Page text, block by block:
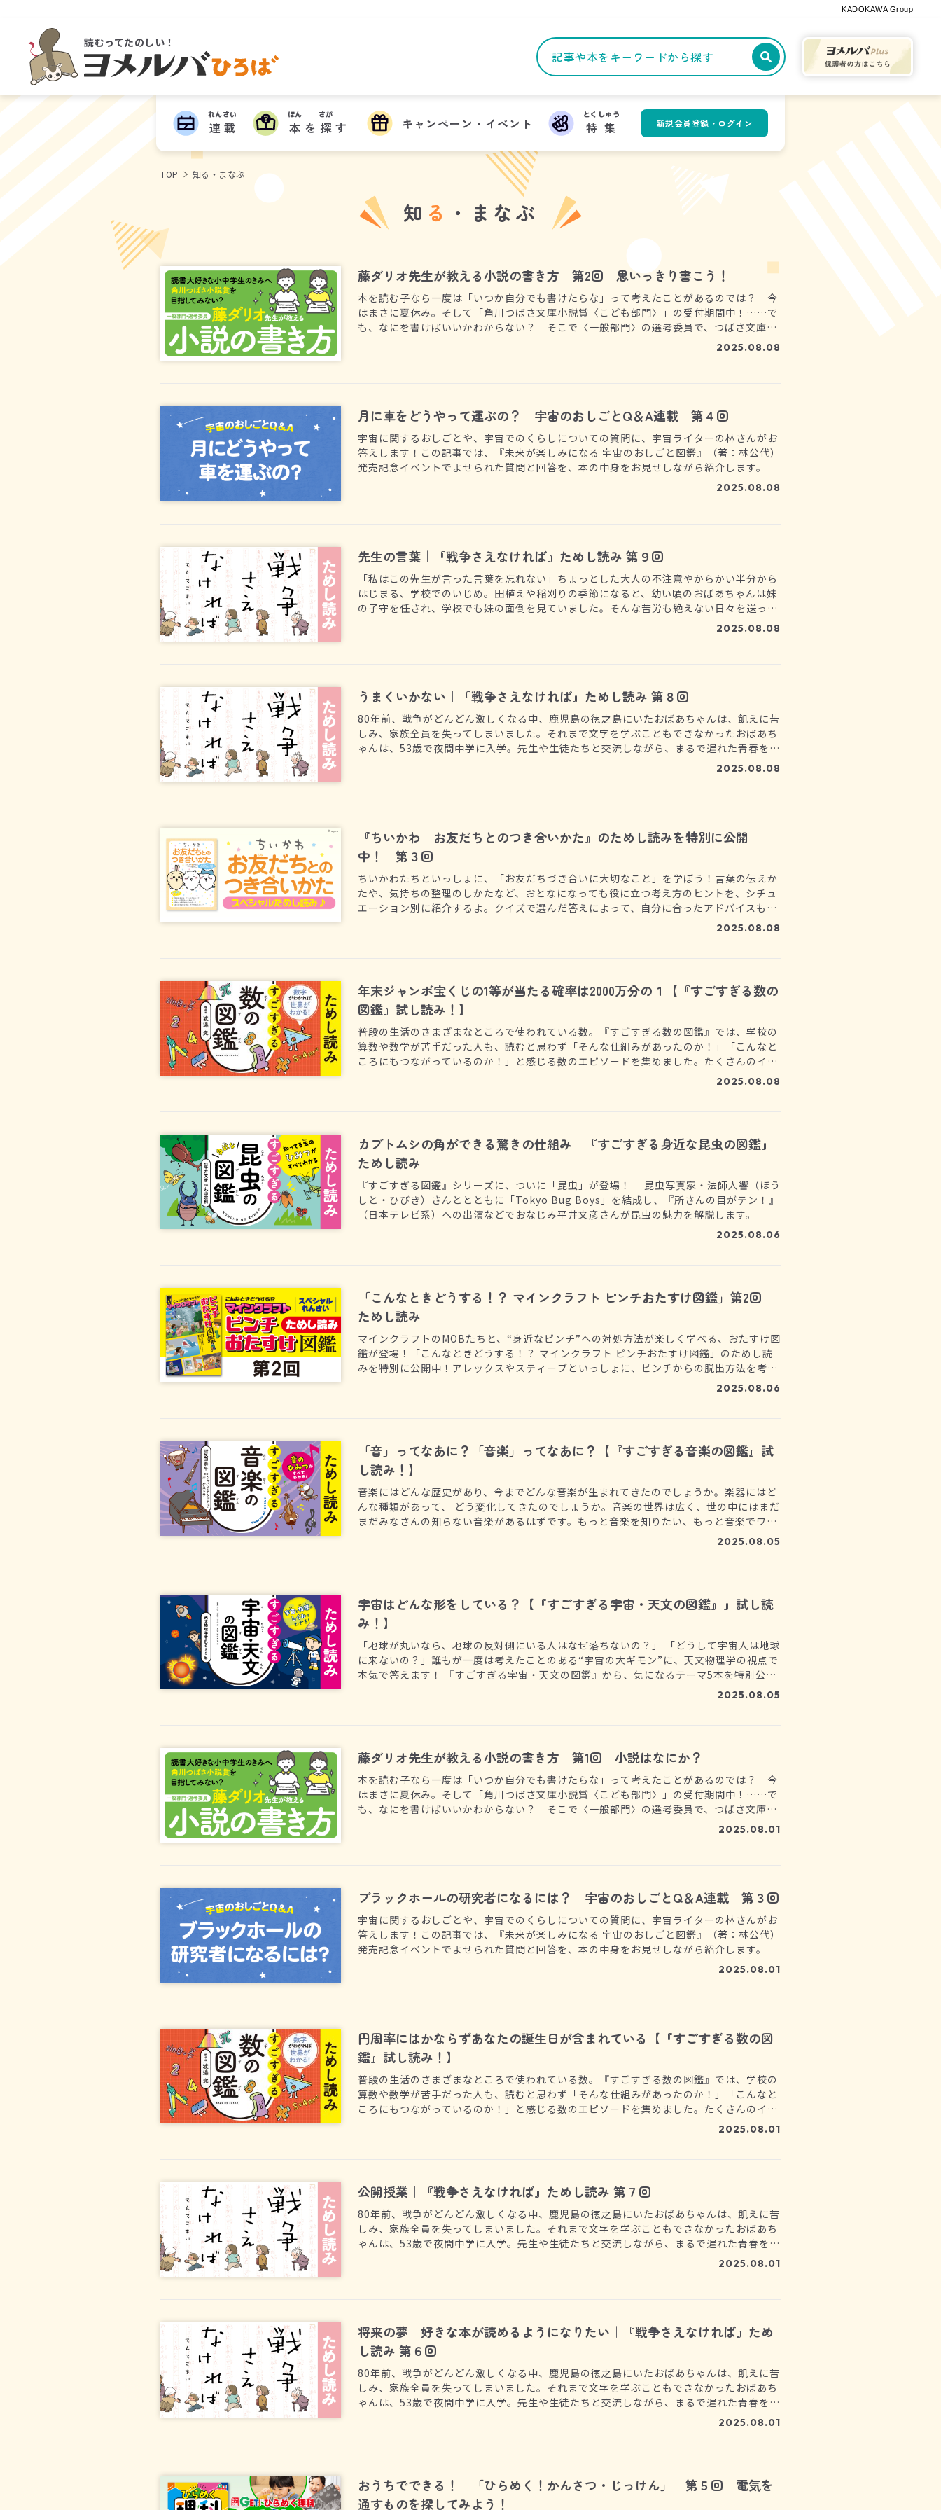
KADOKAWA Group
読むってたのしい！
ヨメルバひろば 記事や本をキーワードから探す
連載
れんさい
本
ほん
を 探
さが
す キャンペーン・イベント 特集
とくしゅう
新規会員登録・ログイン
TOP 知る・まなぶ
知 る ・まなぶ
藤ダリオ先生が教える小説の書き方 第2回 思いっきり書こう！
本を読む子なら一度は「いつか自分でも書けたらな」って考えたことがあるのでは？ 今
はまさに夏休み。そして「角川つばさ文庫小説賞〈こども部門〉」の受付期間中！……で
も、なにを書けばいいかわからない？ そこで〈一般部門〉の選考委員で、つばさ文庫の
大人気シリーズ「絶体絶命ゲーム」の作者・藤ダリオ先生から、ヨメルバのために特別
2025.08.08
月に車をどうやって運ぶの？ 宇宙のおしごとQ＆A連載 第４回
宇宙に関するおしごとや、宇宙でのくらしについての質問に、宇宙ライターの林さんがお
答えします！この記事では、『未来が楽しみになる 宇宙のおしごと図鑑』（著：林公代）
発売記念イベントでよせられた質問と回答を、本の中身をお見せしながら紹介します。
2025.08.08
先生の言葉｜『戦争さえなければ』ためし読み 第９回
「私はこの先生が言った言葉を忘れない」ちょっとした大人の不注意やからかい半分から
はじまる、学校でのいじめ。田植えや稲刈りの季節になると、幼い頃のおばあちゃんは妹
の子守を任され、学校でも妹の面倒を見ていました。そんな苦労も絶えない日々を送って
2025.08.08
うまくいかない｜『戦争さえなければ』ためし読み 第８回
80年前、戦争がどんどん激しくなる中、鹿児島の徳之島にいたおばあちゃんは、飢えに苦
しみ、家族全員を失ってしまいました。それまで文字を学ぶこともできなかったおばあち
ゃんは、53歳で夜間中学に入学。先生や生徒たちと交流しながら、まるで遅れた青春を取
り戻していくようでした。そこで綴った「戦争がにくい」という作文には、想像を絶する
2025.08.08
『ちいかわ お友だちとのつき合いかた』のためし読みを特別に公開
中！ 第３回
ちいかわたちといっしょに、「お友だちづき合いに大切なこと」を学ぼう！言葉の伝えか
たや、気持ちの整理のしかたなど、おとなになっても役に立つ考え方のヒントを、シチュ
エーション別に紹介するよ。クイズで選んだ答えによって、自分に合ったアドバイスもも
2025.08.08
年末ジャンボ宝くじの1等が当たる確率は2000万分の１【『すごすぎる数の
図鑑』試し読み！】
普段の生活のさまざまなところで使われている数。『すごすぎる数の図鑑』では、学校の
算数や数学が苦手だった人も、読むと思わず「そんな仕組みがあったのか！」「こんなと
ころにもつながっているのか！」と感じる数のエピソードを集めました。たくさんのイラ
ストとわかりやすい説明があるので、もちろん小学生でも大丈夫。さあ、一緒に数の不思
2025.08.08
カブトムシの角ができる驚きの仕組み 『すごすぎる身近な昆虫の図鑑』
ためし読み
『すごすぎる図鑑』シリーズに、ついに「昆虫」が登場！ 昆虫写真家・法師人響（ほう
しと・ひびき）さんととともに「Tokyo Bug Boys」を結成し、『所さんの目がテン！』
（日本テレビ系）への出演などでおなじみ平井文彦さんが昆虫の魅力を解説します。
2025.08.06
「こんなときどうする！？ マインクラフト ピンチおたすけ図鑑」第2回
ためし読み
マインクラフトのMOBたちと、“身近なピンチ”への対処方法が楽しく学べる、おたすけ図
鑑が登場！「こんなときどうする！？ マインクラフト ピンチおたすけ図鑑」のためし読
みを特別に公開中！アレックスやスティーブといっしょに、ピンチからの脱出方法を考え
2025.08.06
「音」ってなあに？「音楽」ってなあに？【『すごすぎる音楽の図鑑』試
し読み！】
音楽にはどんな歴史があり、今までどんな音楽が生まれてきたのでしょうか。楽器にはど
んな種類があって、 どう変化してきたのでしょうか。音楽の世界は広く、世の中にはまだ
まだみなさんの知らない音楽があるはずです。もっと音楽を知りたい、もっと音楽でワク
ワクしたい…！そんな気持ちに、指揮者でピアニストの反田恭平さんと、ジャパン・ナシ
2025.08.05
宇宙はどんな形をしている？【『すごすぎる宇宙・天文の図鑑』』試し読
み！】
「地球が丸いなら、地球の反対側にいる人はなぜ落ちないの？」 「どうして宇宙人は地球
に来ないの？」誰もが一度は考えたことのある“宇宙の大ギモン”に、天文物理学の視点で
本気で答えます！ 『すごすぎる宇宙・天文の図鑑』から、気になるテーマ5本を特別公
2025.08.05
藤ダリオ先生が教える小説の書き方 第1回 小説はなにか？
本を読む子なら一度は「いつか自分でも書けたらな」って考えたことがあるのでは？ 今
はまさに夏休み。そして「角川つばさ文庫小説賞〈こども部門〉」の受付期間中！……で
も、なにを書けばいいかわからない？ そこで〈一般部門〉の選考委員で、つばさ文庫の
大人気シリーズ「絶体絶命ゲーム」の作者・藤ダリオ先生から、ヨメルバのために特別
2025.08.01
ブラックホールの研究者になるには？ 宇宙のおしごとQ＆A連載 第３回
宇宙に関するおしごとや、宇宙でのくらしについての質問に、宇宙ライターの林さんがお
答えします！この記事では、『未来が楽しみになる 宇宙のおしごと図鑑』（著：林公代）
発売記念イベントでよせられた質問と回答を、本の中身をお見せしながら紹介します。
2025.08.01
円周率にはかならずあなたの誕生日が含まれている【『すごすぎる数の図
鑑』試し読み！】
普段の生活のさまざまなところで使われている数。『すごすぎる数の図鑑』では、学校の
算数や数学が苦手だった人も、読むと思わず「そんな仕組みがあったのか！」「こんなと
ころにもつながっているのか！」と感じる数のエピソードを集めました。たくさんのイラ
ストとわかりやすい説明があるので、もちろん小学生でも大丈夫。さあ、一緒に数の不思
2025.08.01
公開授業｜『戦争さえなければ』ためし読み 第７回
80年前、戦争がどんどん激しくなる中、鹿児島の徳之島にいたおばあちゃんは、飢えに苦
しみ、家族全員を失ってしまいました。それまで文字を学ぶこともできなかったおばあち
ゃんは、53歳で夜間中学に入学。先生や生徒たちと交流しながら、まるで遅れた青春を取
り戻していくようでした。そこで綴った「戦争がにくい」という作文には、想像を絶する
2025.08.01
将来の夢 好きな本が読めるようになりたい｜『戦争さえなければ』ため
し読み 第６回
80年前、戦争がどんどん激しくなる中、鹿児島の徳之島にいたおばあちゃんは、飢えに苦
しみ、家族全員を失ってしまいました。それまで文字を学ぶこともできなかったおばあち
ゃんは、53歳で夜間中学に入学。先生や生徒たちと交流しながら、まるで遅れた青春を取
り戻していくようでした。そこで綴った「戦争がにくい」という作文には、想像を絶する
2025.08.01
おうちでできる！ 「ひらめく！かんさつ・じっけん」 第５回 電気を
通すものを探してみよう！